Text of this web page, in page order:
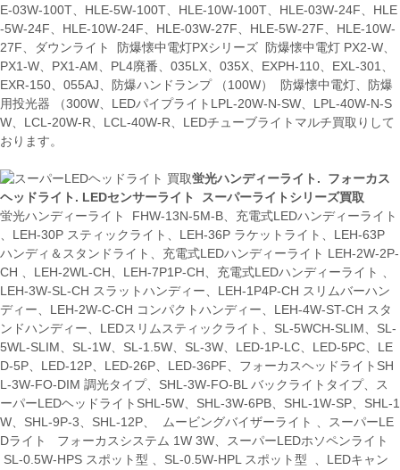
E-03W-100T、HLE-5W-100T、HLE-10W-100T、HLE-03W-24F、HLE
-5W-24F、HLE-10W-24F、HLE-03W-27F、HLE-5W-27F、HLE-10W-
27F、ダウンライト 防爆懐中電灯PXシリーズ 防爆懐中電灯 PX2-W、
PX1-W、PX1-AM、PL4廃番、035LX、035X、EXPH-110、EXL-301、
EXR-150、055AJ、防爆ハンドランプ （100W） 防爆懐中電灯、防爆
用投光器 （300W、LEDパイプライトLPL-20W-N-SW、LPL-40W-N-S
W、LCL-20W-R、LCL-40W-R、LEDチューブライトマルチ買取りして
おります。
蛍光ハンディーライト. フォーカス
ヘッドライト. LEDセンサーライト スーパーライトシリーズ買取
蛍光ハンディーライト FHW-13N-5M-B、充電式LEDハンディーライト
、LEH-30P スティックライト、LEH-36P ラケットライト、LEH-63P
ハンディ＆スタンドライト、充電式LEDハンディーライト LEH-2W-2P-
CH 、LEH-2WL-CH、LEH-7P1P-CH、充電式LEDハンディーライト 、
LEH-3W-SL-CH スラットハンディー、LEH-1P4P-CH スリムバーハン
ディー、LEH-2W-C-CH コンパクトハンディー、LEH-4W-ST-CH スタ
ンドハンディー、LEDスリムスティックライト、SL-5WCH-SLIM、SL-
5WL-SLIM、SL-1W、SL-1.5W、SL-3W、LED-1P-LC、LED-5PC、LE
D-5P、LED-12P、LED-26P、LED-36PF、フォーカスヘッドライトSH
L-3W-FO-DIM 調光タイプ、SHL-3W-FO-BL バックライトタイプ、ス
ーパーLEDヘッドライトSHL-5W、SHL-3W-6PB、SHL-1W-SP、SHL-1
W、SHL-9P-3、SHL-12P、 ムービングバイザーライト 、スーパーLE
Dライト フォーカスシステム 1W 3W、スーパーLEDホソペンライト
SL-0.5W-HPS スポット型 、SL-0.5W-HPL スポット型 、LEDキャン